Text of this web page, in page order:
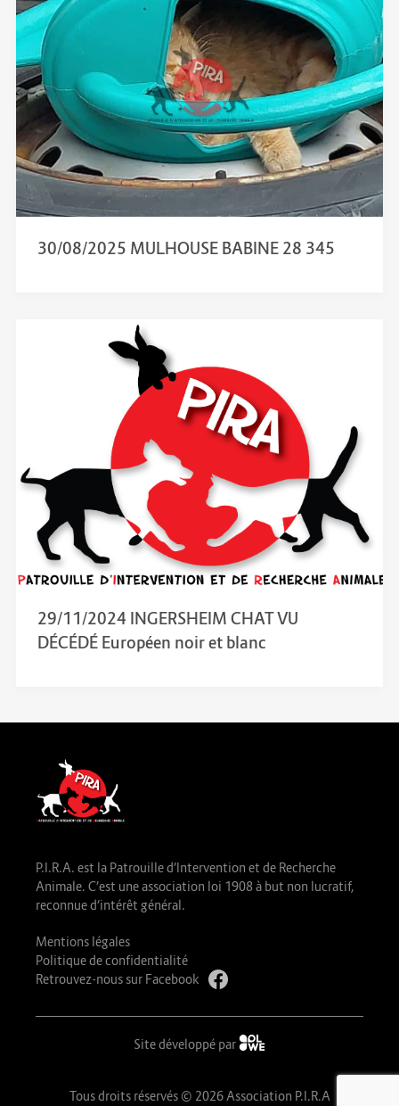
30/08/2025 MULHOUSE BABINE 28 345
29/11/2024 INGERSHEIM CHAT VU
DÉCÉDÉ Européen noir et blanc
P.I.R.A. est la Patrouille d’Intervention et de Recherche
Animale. C’est une association loi 1908 à but non lucratif,
reconnue d’intérêt général.
Mentions légales
Politique de confidentialité
Retrouvez-nous sur Facebook
Site développé par
Tous droits réservés © 2026 Association P.I.R.A